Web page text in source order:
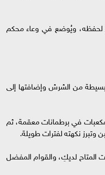
لحفظه، ويُوضع في وعاء محكم
من الشرش وإضافتها إلى
في برطمانات معقمة، ثم
وتبرز نكهته لفترات طويلة.
المتاح لديكِ، والقوام المفضل